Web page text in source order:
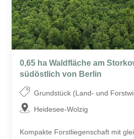
0,65 ha Waldfläche am
südöstlich von Berlin
Grundstück (Land- und
Heidesee-Wolzig
Kompakte Forstliegenschaft mit